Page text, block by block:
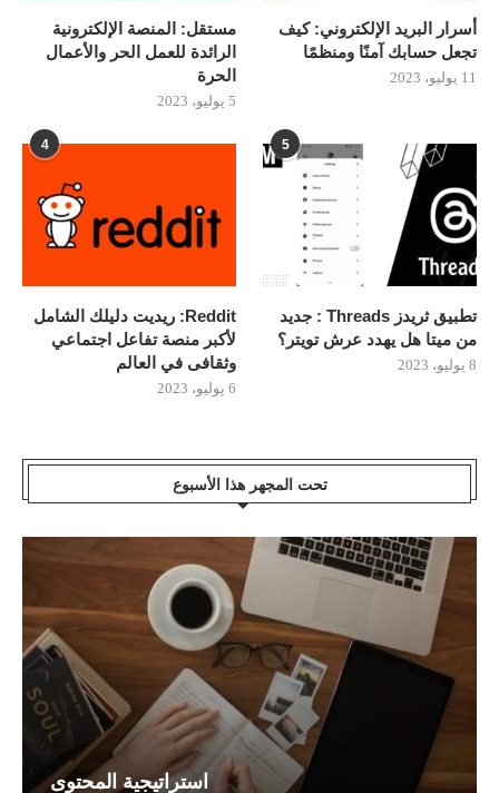
مستقل: المنصة الإلكترونية
الرائدة للعمل الحر والأعمال
الحرة
5 يوليو، 2023
أسرار البريد الإلكتروني: كيف
تجعل حسابك آمنًا ومنظمًا
11 يوليو، 2023
4
Reddit: ريديت دليلك الشامل
لأكبر منصة تفاعل اجتماعي
وثقافى في العالم
6 يوليو، 2023
5
تطبيق ثريدز Threads : جديد
من ميتا هل يهدد عرش تويتر؟
8 يوليو، 2023
تحت المجهر هذا الأسبوع
استراتيجية المحتوى